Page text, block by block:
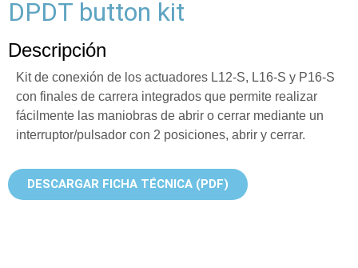
DPDT button kit
Descripción
Kit de conexión de los actuadores L12-S, L16-S y P16-S
con finales de carrera integrados que permite realizar
fácilmente las maniobras de abrir o cerrar mediante un
interruptor/pulsador con 2 posiciones, abrir y cerrar.
DESCARGAR FICHA TÉCNICA (PDF)